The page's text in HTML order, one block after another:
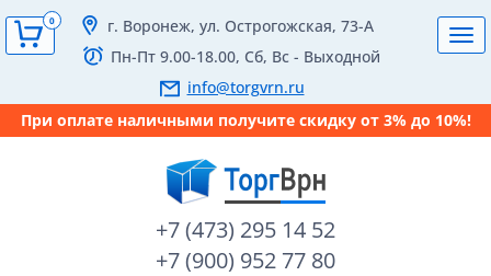
г. Воронеж, ул. Острогожская, 73-А
Пн-Пт 9.00-18.00, Сб, Вс - Выходной
info@torgvrn.ru
При оплате наличными получите скидку от 3% до 10%!
+7 (473) 295 14 52
+7 (900) 952 77 80
0